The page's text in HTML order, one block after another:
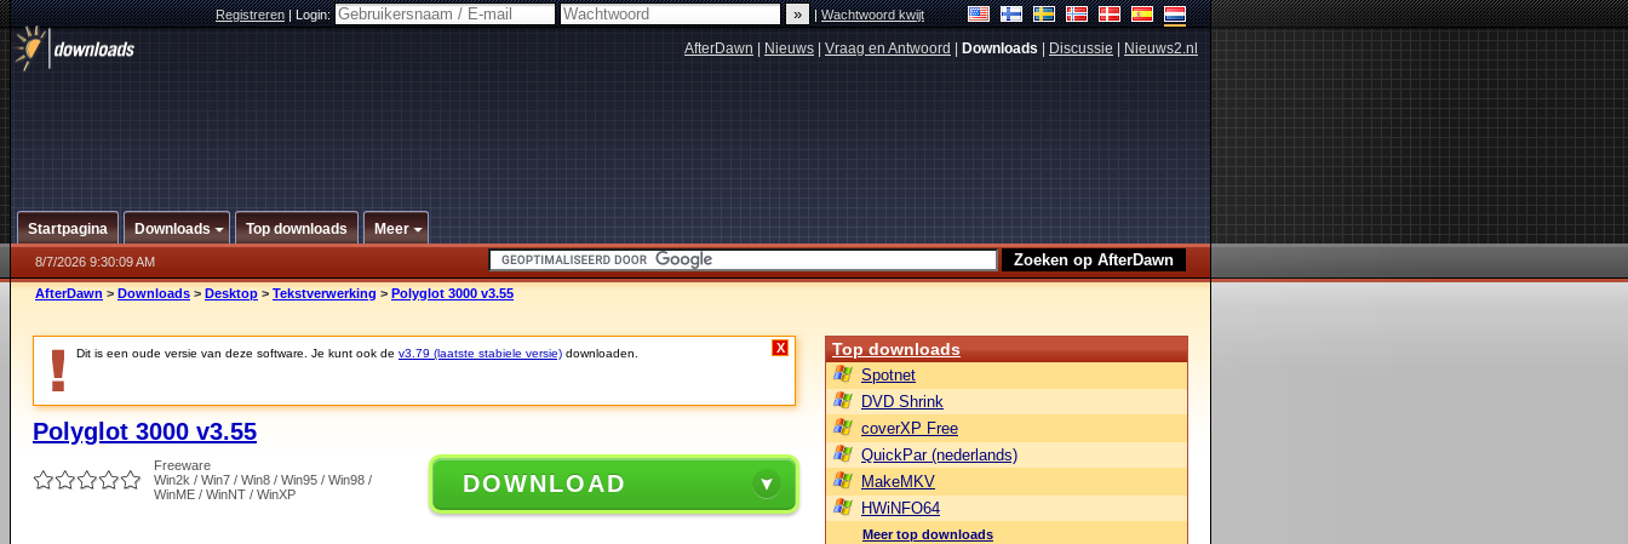
Registreren|Login: |Wachtwoord kwijt
AfterDawn Nieuws Vraag en Antwoord Downloads Discussie Nieuws2.nl
Startpagina Downloads Top downloads Meer
8/7/2026 9:30:09 AM
AfterDawn > Downloads > Desktop > Tekstverwerking > Polyglot 3000 v3.55
Dit is een oude versie van deze software. Je kunt ook de v3.79 (laatste stabiele versie) downloaden. X
Polyglot 3000 v3.55
Freeware
Win2k / Win7 / Win8 / Win95 / Win98 /
WinME / WinNT / WinXP
DOWNLOAD
Top downloads
Spotnet
DVD Shrink
coverXP Free
QuickPar (nederlands)
MakeMKV
HWiNFO64
Meer top downloads